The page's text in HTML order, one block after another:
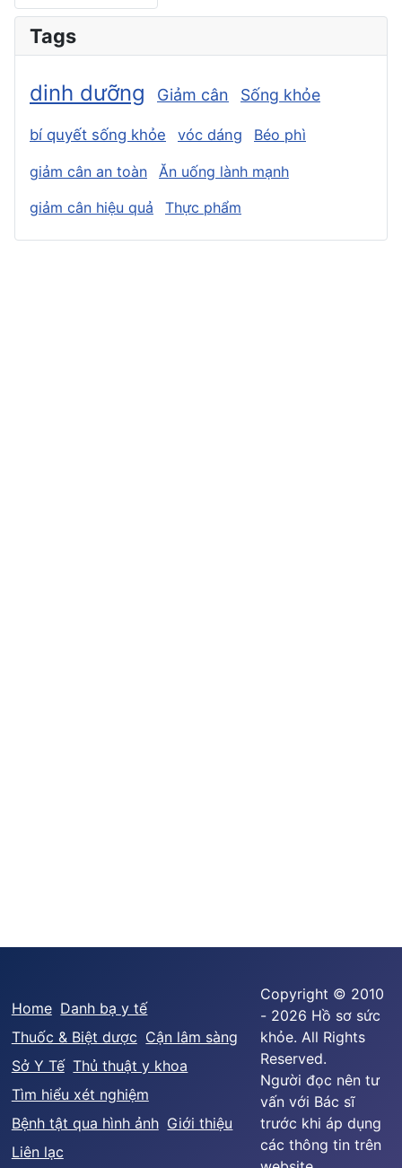
Tags
dinh dưỡng Giảm cân Sống khỏe
bí quyết sống khỏe vóc dáng Béo phì
giảm cân an toàn
Ăn uống lành mạnh
giảm cân hiệu quả
Thực phẩm
Home Danh bạ y tế
Thuốc & Biệt dược Cận lâm sàng
Sở Y Tế Thủ thuật y khoa
Tìm hiểu xét nghiệm
Bệnh tật qua hình ảnh Giới thiệu
Liên lạc
Copyright © 2010
- 2026 Hồ sơ sức
khỏe. All Rights
Reserved.
Người đọc nên tư
vấn với Bác sĩ
trước khi áp dụng
các thông tin trên